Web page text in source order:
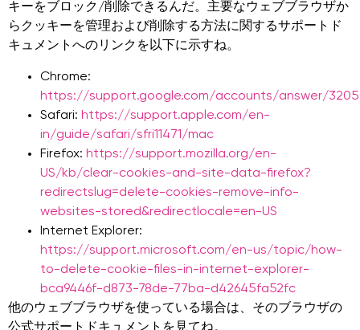
キーをブロック/削除できるんだ。主要なウェブブラウザか
らクッキーを管理および削除する方法に関するサポートド
キュメントへのリンクを以下に示すね。
Chrome:
https://support.google.com/accounts/answer/
Safari: https://support.apple.com/en-
in/guide/safari/sfri11471/mac
Firefox: https://support.mozilla.org/en-
US/kb/clear-cookies-and-site-data-firefox?
redirectslug=delete-cookies-remove-info-
websites-stored&redirectlocale=en-US
Internet Explorer:
https://support.microsoft.com/en-us/topic/how-
to-delete-cookie-files-in-internet-explorer-
bca9446f-d873-78de-77ba-d42645fa52fc
他のウェブブラウザを使っている場合は、そのブラウザの
公式サポートドキュメントを見てね。